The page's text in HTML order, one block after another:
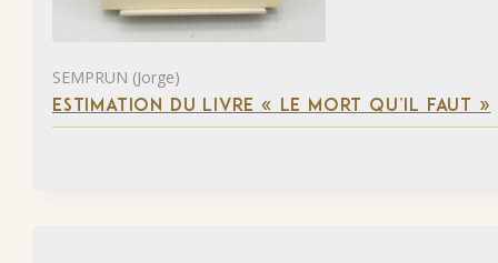
SEMPRUN (Jorge)
ESTIMATION DU LIVRE « LE MORT QU’IL FAUT »